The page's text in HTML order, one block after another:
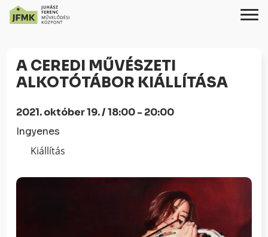
Content
navigációhoz
A CEREDI MŰVÉSZETI
ALKOTÓTÁBOR KIÁLLÍTÁSA
2021. október 19. / 18:00 - 20:00
Ingyenes
Kiállítás